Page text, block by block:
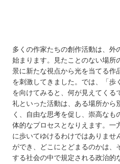
多くの作家たちの創作活動は、外
始まります。見たことのない場所
景に新たな視点から光を当てる作
を刺激してきました。では、「歩
を向けてみると、何が見えてくる
礼といった活動は、ある場所から
く、自由な思考を促し、崇高な
体的なプロセスとなりえます。一
に歩いてゆけるわけではありませ
ができ、どこにとどまるのかは、
する社会の中で規定される政治的